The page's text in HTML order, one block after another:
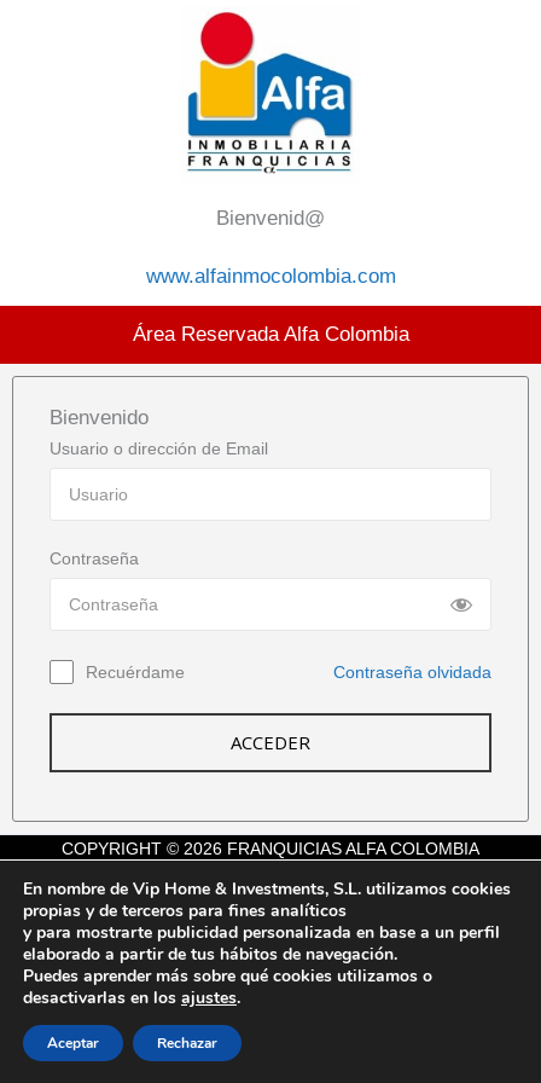
Bienvenid@
www.alfainmocolombia.com
Área Reservada Alfa Colombia
Bienvenido
Usuario o dirección de Email
Contraseña
Recuérdame Contraseña olvidada
ACCEDER
COPYRIGHT © 2026 FRANQUICIAS ALFA COLOMBIA
Aviso legal
Política de privacidad
Política de cookies
En nombre de Vip Home & Investments, S.L. utilizamos cookies
propias y de terceros para fines analíticos
y para mostrarte publicidad personalizada en base a un perfil
elaborado a partir de tus hábitos de navegación.
Puedes aprender más sobre qué cookies utilizamos o
desactivarlas en los ajustes.
Aceptar Rechazar